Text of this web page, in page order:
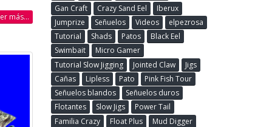
más...
Gan Craft
Crazy Sand Eel
Iberux
Jumprize
Señuelos Videos
elpezrosa
Tutorial
Shads Patos
Black Eel
Swimbait
Micro Gamer
Tutorial Slow Jigging
Jointed Claw
Jigs
Cañas
Lipless Pato
Pink Fish Tour
Señuelos blandos
Señuelos duros
Flotantes
Slow Jigs
Power Tail
Familia Crazy
Float Plus
Mud Digger